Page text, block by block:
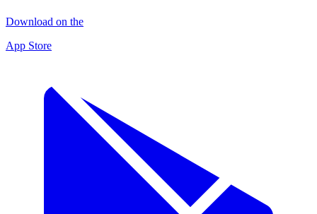
Download on the
App Store